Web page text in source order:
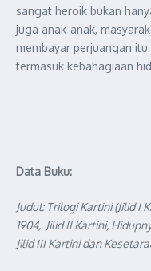
sangat heroik bukan
juga anak-anak,
membayar perjuangan
termasuk kebahagiaan
Data Buku:
Judul: Trilogi Kartini (Jilid I
1904, Jilid II Kartini,
Jilid III Kartini dan